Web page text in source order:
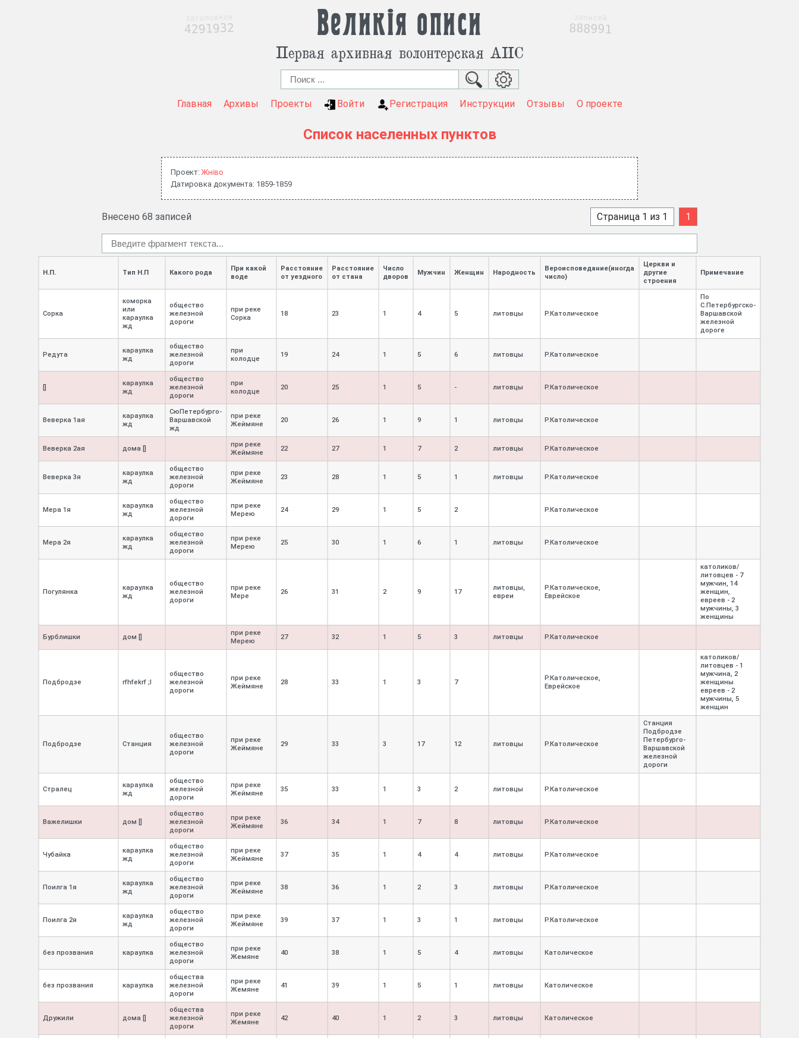
Великія описи
Первая архивная волонтерская АИС
Главная Архивы Проекты Войти Регистрация Инструкции Отзывы О проекте
Список населенных пунктов
Проект:Жнiво
Датировка документа: 1859-1859
Внесено 68 записей Страница 1 из 1 1
Н.П. Тип Н.П Какого рода
При какой
воде
Расстояние
от уездного
Расстояние
от стана
Число
дворов
Мужчин Женщин Народность
Вероисповедание(иногда
число)
Церкви и
другие
строения
Примечание
Сорка
коморка
или
караулка
жд
общество
железной
дороги
при реке
Сорка
18 23 1 4 5 литовцы Р.Католическое
По
С.Петербургско-
Варшавской
железной
дороге
Редута
караулка
жд
общество
железной
дороги
при
колодце
19 24 1 5 6 литовцы Р.Католическое
караулка
жд
общество
железной
дороги
при
колодце
20 25 1 5 - литовцы Р.Католическое
Веверка 1ая
караулка
жд
СюПетербурго-
Варшавской
жд
при реке
Жеймяне
20 26 1 9 1 литовцы Р.Католическое
Веверка 2ая дома []
при реке
Жеймяне
22 27 1 7 2 литовцы Р.Католическое
Веверка 3я
караулка
жд
общество
железной
дороги
при реке
Жеймяне
23 28 1 5 1 литовцы Р.Католическое
Мера 1я
караулка
жд
общество
железной
дороги
при реке
Мерею
24 29 1 5 2 Р.Католическое
Мера 2я
караулка
жд
общество
железной
дороги
при реке
Мерею
25 30 1 6 1 литовцы Р.Католическое
Погулянка
караулка
жд
общество
железной
дороги
при реке
Мере
26 31 2 9 17
литовцы,
евреи
Р.Католическое,
Еврейское
католиков/
литовцев - 7
мужчин, 14
женщин,
евреев - 2
мужчины, 3
женщины
Бурблишки дом []
при реке
Мерею
27 32 1 5 3 литовцы Р.Католическое
Подбродзе rfhfekrf ;l
общество
железной
дороги
при реке
Жеймяне
28 33 1 3 7
Р.Католическое,
Еврейское
католиков/
литовцев - 1
мужчина, 2
женщины
евреев - 2
мужчины, 5
женщин
Подбродзе Станция
общество
железной
дороги
при реке
Жеймяне
29 33 3 17 12 литовцы Р.Католическое
Станция
Подбродзе
Петербурго-
Варшавской
железной
дороги
Стралец
караулка
жд
общество
железной
дороги
при реке
Жеймяне
35 33 1 3 2 литовцы Р.Католическое
Важелишки дом []
общество
железной
дороги
при реке
Жеймяне
36 34 1 7 8 литовцы Р.Католическое
Чубайка
караулка
жд
общество
железной
дороги
при реке
Жеймяне
37 35 1 4 4 литовцы Р.Католическое
Поилга 1я
караулка
жд
общество
железной
дороги
при реке
Жеймяне
38 36 1 2 3 литовцы Р.Католическое
Поилга 2я
караулка
жд
общество
железной
дороги
при реке
Жеймяне
39 37 1 3 1 литовцы Р.Католическое
без прозвания караулка
общество
железной
дороги
при реке
Жемяне
40 38 1 5 4 литовцы Католическое
без прозвания караулка
общества
железной
дороги
при реке
Жемяне
41 39 1 5 1 литовцы Католическое
Дружили дома []
общества
железной
дороги
при реке
Жемяне
42 40 1 2 3 литовцы Католическое
4291932 888991